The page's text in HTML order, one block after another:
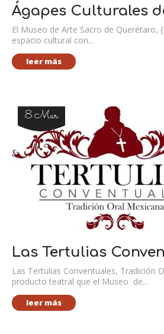
Ágapes Culturales
El Museo de Arte Sacro de Querétaro,
espacio cultural con...
leer más
8 Mar
Las Tertulias
Las Tertulias Conventuales, Tradición
producto teatral que el Museo de...
leer más